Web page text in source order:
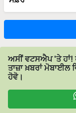
ਅਸੀਂ ਵਟਸਐਪ 'ਤੇ ਹਾਂ!
ਤਾਜ਼ਾ ਖ਼ਬਰਾਂ
ਹੋਵੋ।